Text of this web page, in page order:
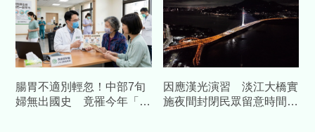
腸胃不適別輕忽！中部7旬
婦無出國史 竟罹今年「首
因應漢光演習 淡江大橋實
施夜間封閉民眾留意時間改